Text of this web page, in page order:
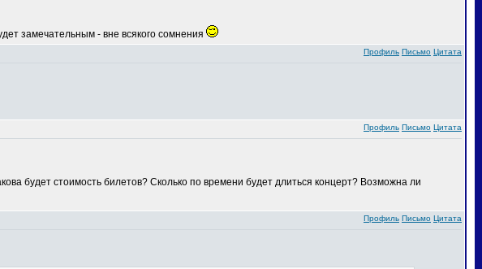
замечательным - вне всякого сомнения
Профиль Письмо Цитата
Профиль Письмо Цитата
будет стоимость билетов? Сколько по времени будет длиться концерт? Возможна ли
Профиль Письмо Цитата